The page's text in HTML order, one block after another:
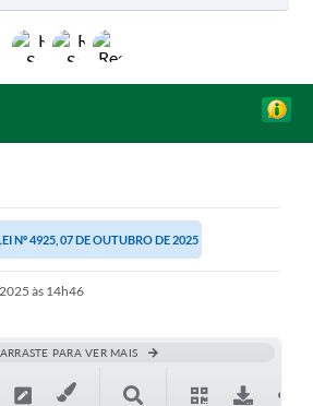
Nº 4925, 07 DE OUTUBRO DE 2025
às 14h46
ARRASTE PARA VER MAIS